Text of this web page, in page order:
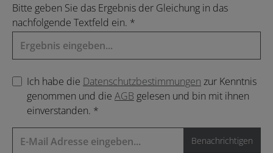
Bitte geben Sie das Ergebnis der Gleichung in das
nachfolgende Textfeld ein. *
Ich habe die Datenschutzbestimmungen zur Kenntnis
genommen und die AGB gelesen und bin mit ihnen
einverstanden. *
Benachrichtigen